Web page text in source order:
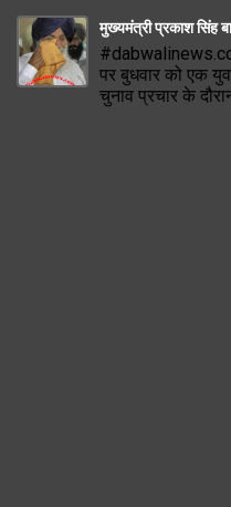
मुख्यमंत्री प्रकाश सिंह
पर बुधवार को एक
चुनाव प्रचार के